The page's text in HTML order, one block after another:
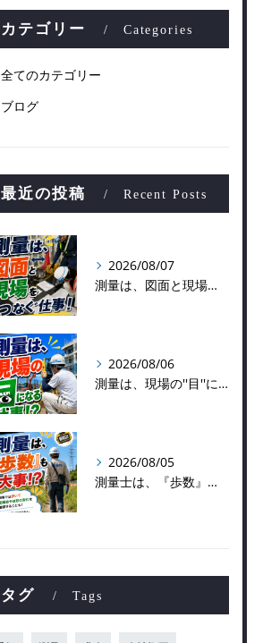
カテゴリー Categories
全てのカテゴリー
ブログ
最近の投稿 Recent Posts
2026/08/07
測量は、図面と現場をつなぐ仕事！
2026/08/06
測量は、現場の''目''になる仕事！？
2026/08/05
測量士は、『歩数』も大事！？
タグ Tags